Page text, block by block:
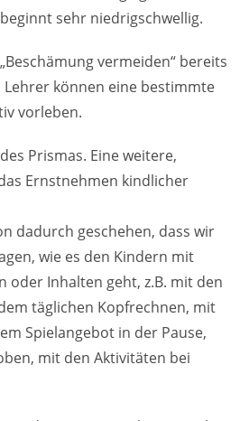
sehr niedrigschwellig.
vermeiden“ bereits
Lehrer können eine bestimmte
vorleben.
Prismas. Eine weitere,
Ernstnehmen kindlicher
dadurch geschehen, dass wir
wie es den Kindern mit
oder Inhalten geht, z.B. mit den
täglichen Kopfrechnen, mit
Spielangebot in der Pause,
mit den Aktivitäten bei